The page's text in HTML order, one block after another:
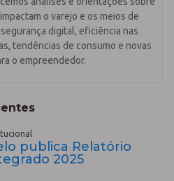
o varejo e os meios de
digital, eficiência nas
tendências de consumo e novas
o empreendedor.
publica Relatório
2025